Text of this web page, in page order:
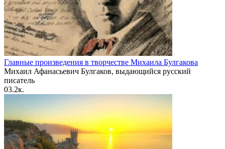
Главные произведения в творчестве Михаила Булгакова
Михаил Афанасьевич Булгаков, выдающийся русский
писатель
03.2к.